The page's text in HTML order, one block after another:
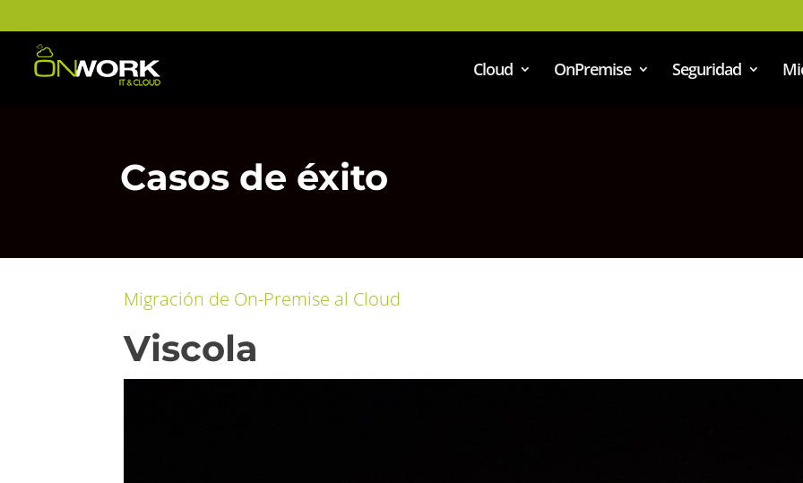
Cloud OnPremise Seguridad
Casos de éxito
Migración de On-Premise al Cloud
Viscola